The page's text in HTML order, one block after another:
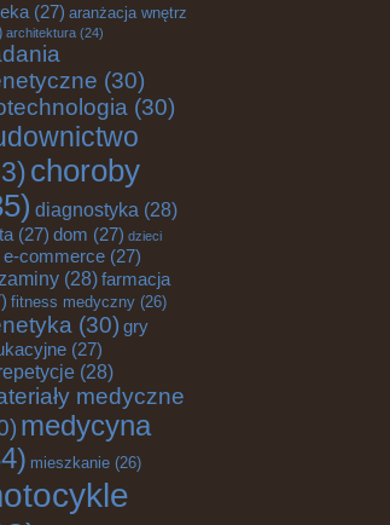
(27) aranżacja wnętrz
architektura (24)
(30)
(30)
choroby
diagnostyka (28)
(27) dom (27) dzieci
e-commerce (27)
(28)farmacja
fitness medyczny (26)
(30) gry
(27)
(28)
medyczne
medycyna
mieszkanie (26)